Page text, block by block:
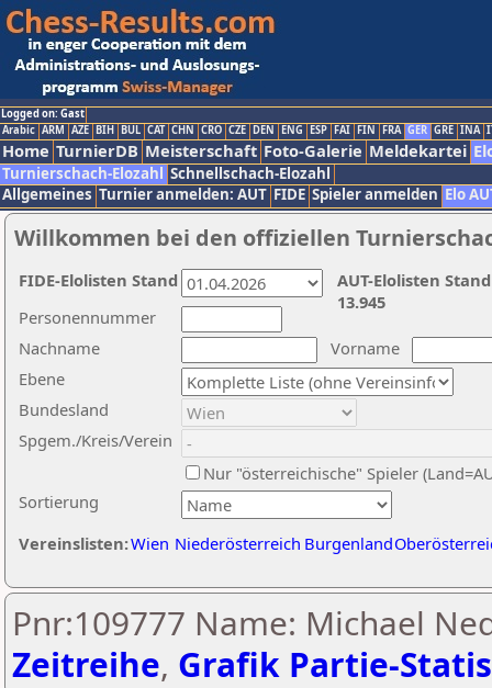
Logged on: Gast
Arabic ARM AZE BIH BUL CAT CHN CRO CZE DEN ENG ESP FAI FIN FRA GER GRE INA
Home TurnierDB Meisterschaft Foto-Galerie Meldekartei
Turnierschach-Elozahl Schnellschach-Elozahl
Allgemeines Turnier anmelden: AUT FIDE Spieler anmelden Elo
Willkommen bei den offiziellen
Nachname
Vorname
Ebene
Sortierung
Personennummer
Bundesland
Spgem./Kreis/Verein
Nur "österreichische" Spieler
Vereinslisten:Wien Niederösterreich Burgenland
AUT-Elolisten
13.945
FIDE-Elolisten Stand
Pnr:109777 Name: Michael
Zeitreihe, Grafik Partie-